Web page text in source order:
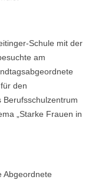
Schule mit der
am
den
Berufsschulzentrum
„Starke Frauen in
Abgeordnete